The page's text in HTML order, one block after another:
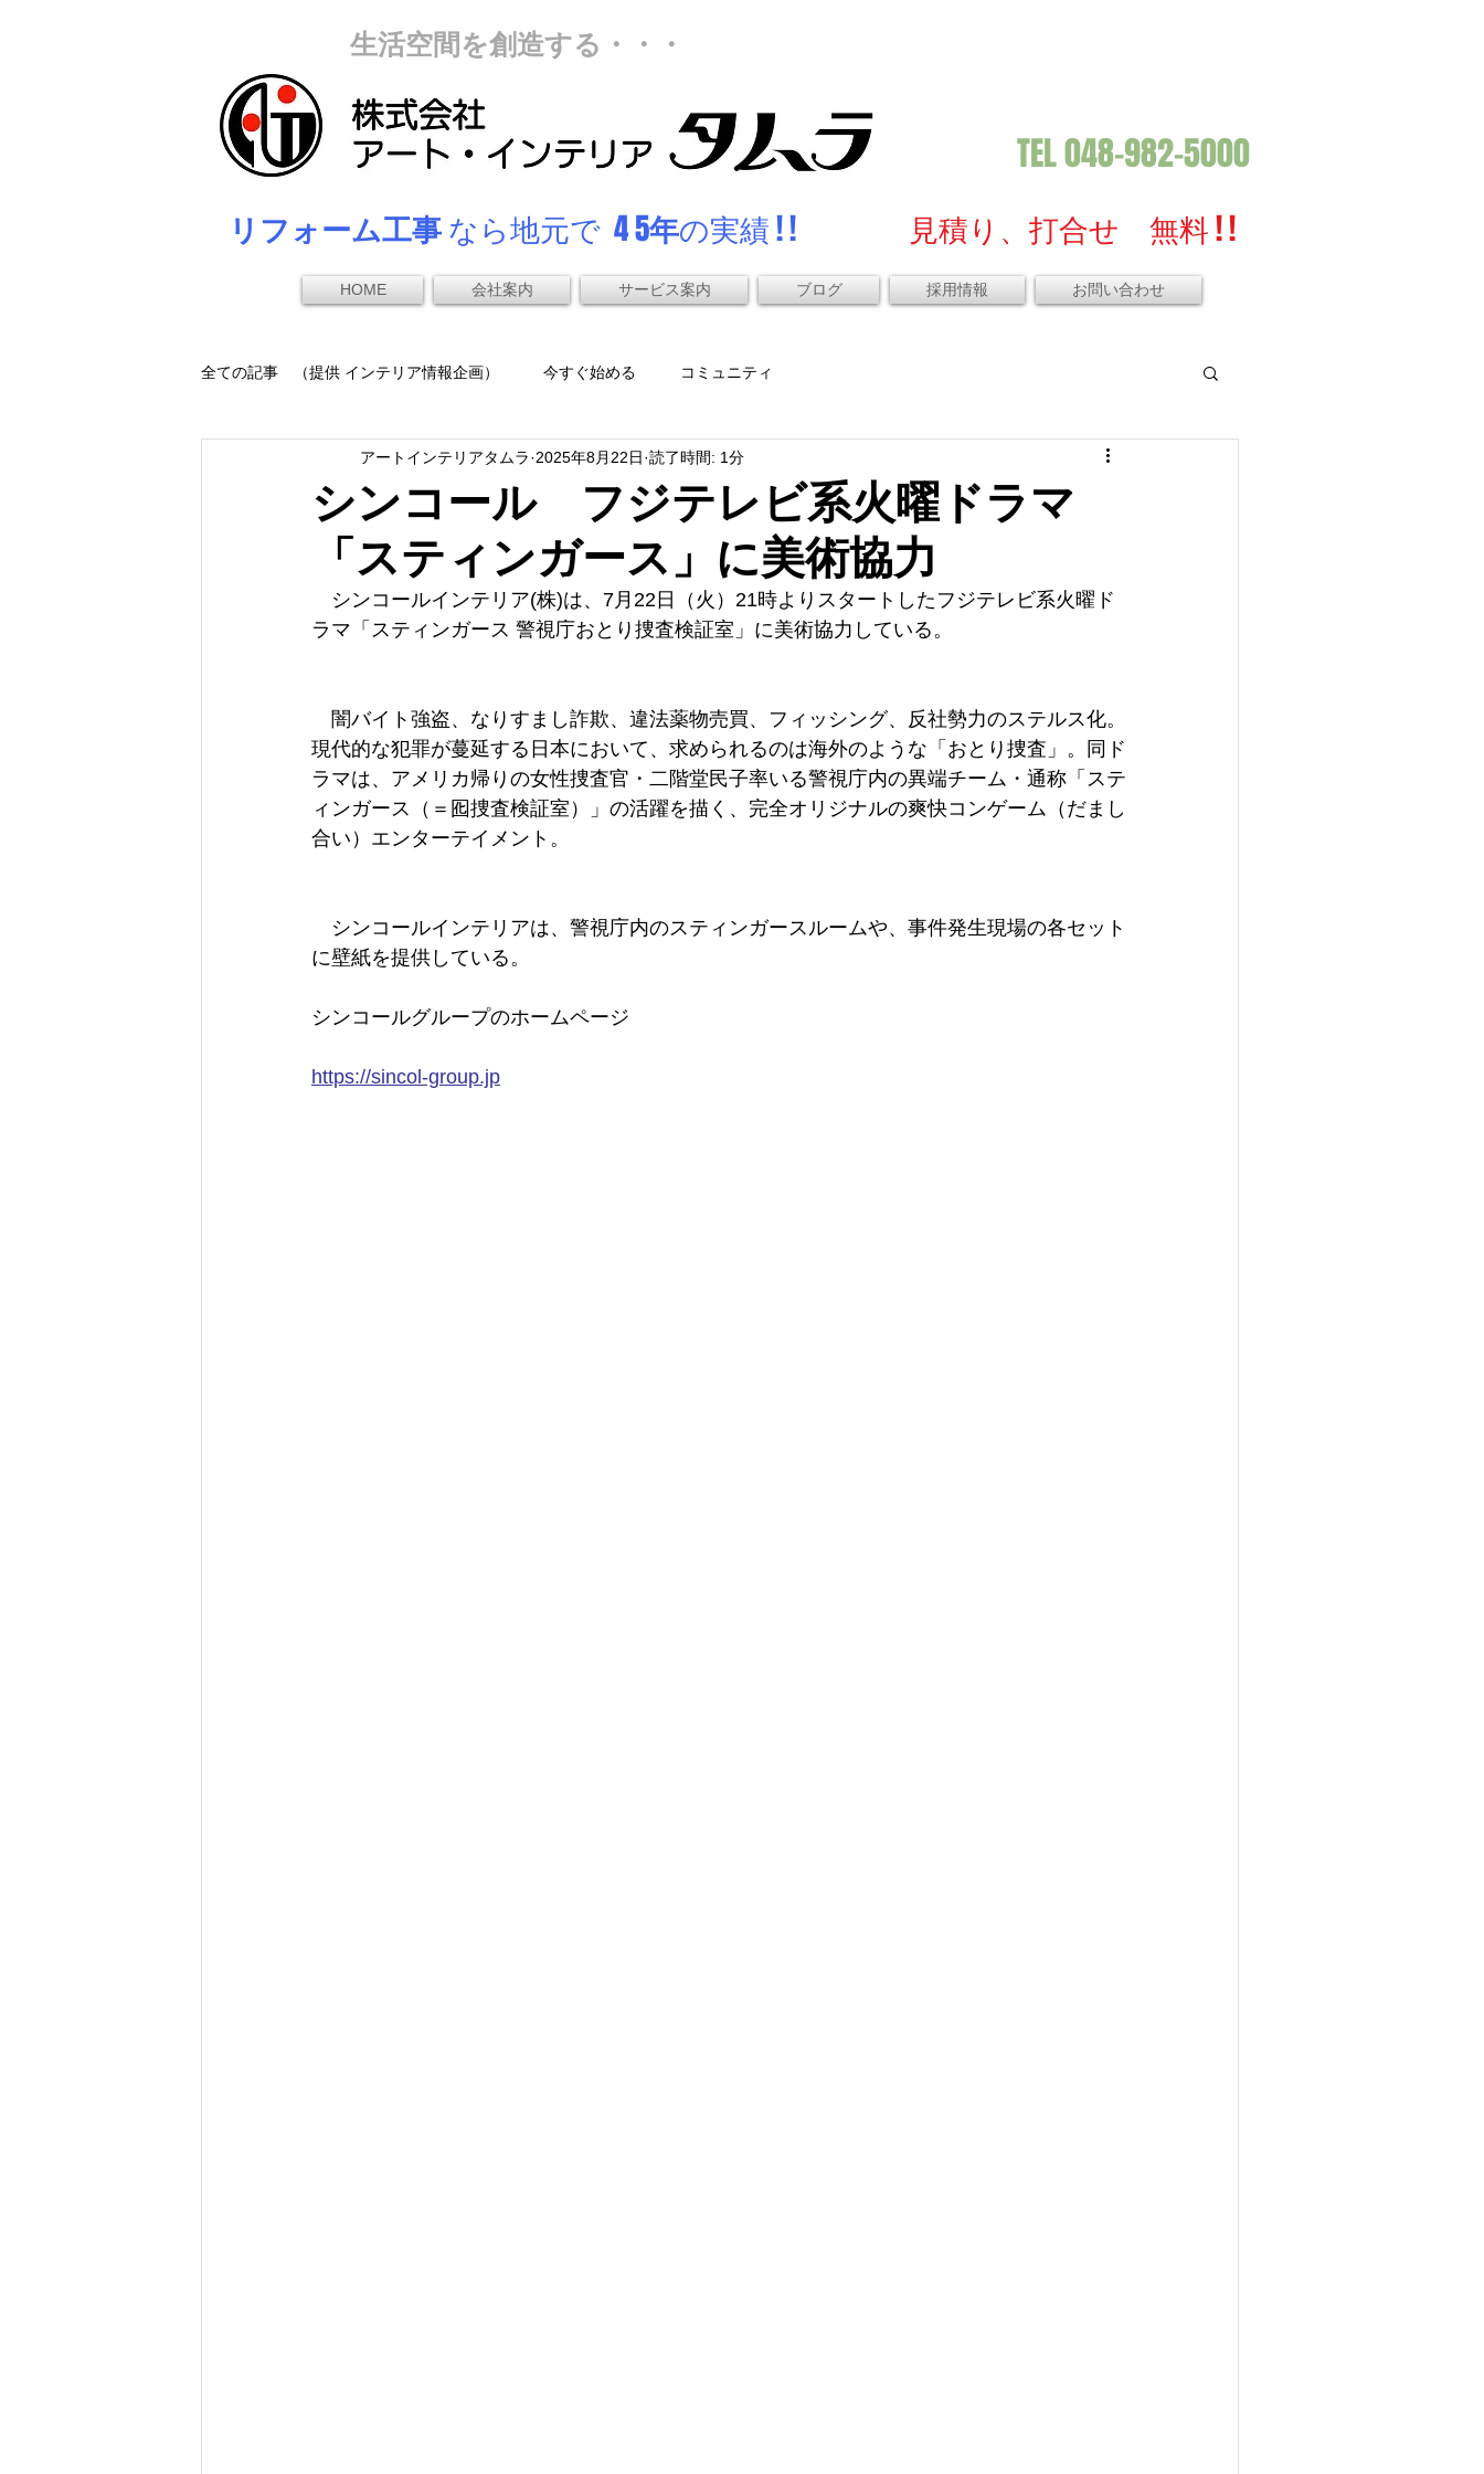
生活空間を創造する・・・
TEL 048-982-5000
リフォーム工事なら地元で 4 5年の実績 ! ! 見積り、打合せ 無料 ! !
HOME 会社案内 サービス案内 ブログ 採用情報 お問い合わせ
全ての記事 （提供 インテリア情報企画） 今すぐ始める コミュニティ
シンコール フジテレビ系火曜ドラマ
「スティンガース」に美術協力
アートインテリアタムラ 2025年8月22日 読了時間: 1分
シンコールインテリア(株)は、7月22日（火）21時よりスタートしたフジテレビ系火曜ド
ラマ「スティンガース 警視庁おとり捜査検証室」に美術協力している。
闇バイト強盗、なりすまし詐欺、違法薬物売買、フィッシング、反社勢力のステルス化。
現代的な犯罪が蔓延する日本において、求められるのは海外のような「おとり捜査」。同ド
ラマは、アメリカ帰りの女性捜査官・二階堂民子率いる警視庁内の異端チーム・通称「ステ
ィンガース（＝囮捜査検証室）」の活躍を描く、完全オリジナルの爽快コンゲーム（だまし
合い）エンターテイメント。
シンコールインテリアは、警視庁内のスティンガースルームや、事件発生現場の各セット
に壁紙を提供している。
シンコールグループのホームページ
https://sincol-group.jp